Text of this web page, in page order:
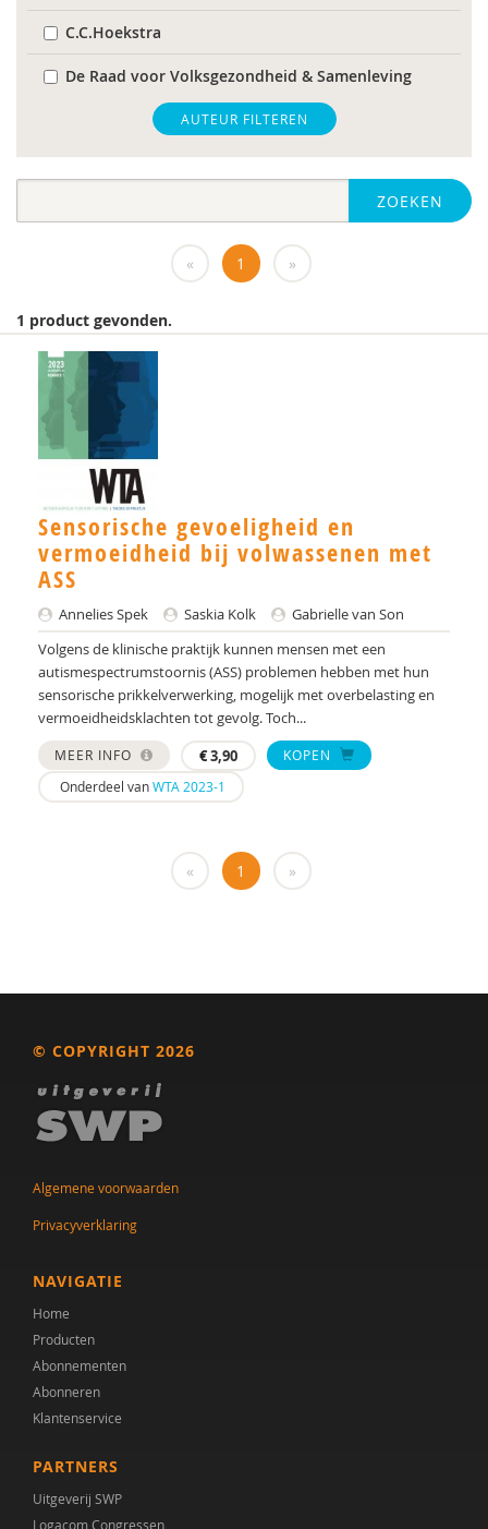
C.C.Hoekstra
De Raad voor Volksgezondheid & Samenleving
gz-psycholoog
https://www.openbaaronderwijs.nu/
Marieke-Beltman
MSc
N.G.A. Tak
PhD
Rotterdam
Yulius)
PhD* | Instituut voor Psychologie
PhD | Promotores: prof. dr. J.K. Buitelaar;prof dr.
R.J. van der Gaag. Co-promotor: Dr. N.N.J.
Lambregts-Rommelse
Drs. A . van der Sijde
Alide A. Heuvelink
Annelies A. Spek
Dr. A.A. Spek
Mw. A.A. Spek
Monika Althaus
Mw. AM. Kruishoop
Helena Andrea
Dr. Anke Scheeren
Catharina Anna Verschoor
AUTEUR FILTEREN
ZOEKEN
« 1 »
1 product gevonden.
Sensorische gevoeligheid en
vermoeidheid bij volwassenen met
ASS
Annelies Spek Saskia Kolk
Gabrielle van Son
Volgens de klinische praktijk kunnen mensen met een
autismespectrumstoornis (ASS) problemen hebben met hun
sensorische prikkelverwerking, mogelijk met overbelasting en
vermoeidheidsklachten tot gevolg. Toch...
MEER INFO €3,90
KOPEN
Onderdeel vanWTA 2023-1
« 1 »
© COPYRIGHT 2026
Algemene voorwaarden
Privacyverklaring
NAVIGATIE
Home
Producten
Abonnementen
Abonneren
Klantenservice
PARTNERS
Uitgeverij SWP
Logacom Congressen